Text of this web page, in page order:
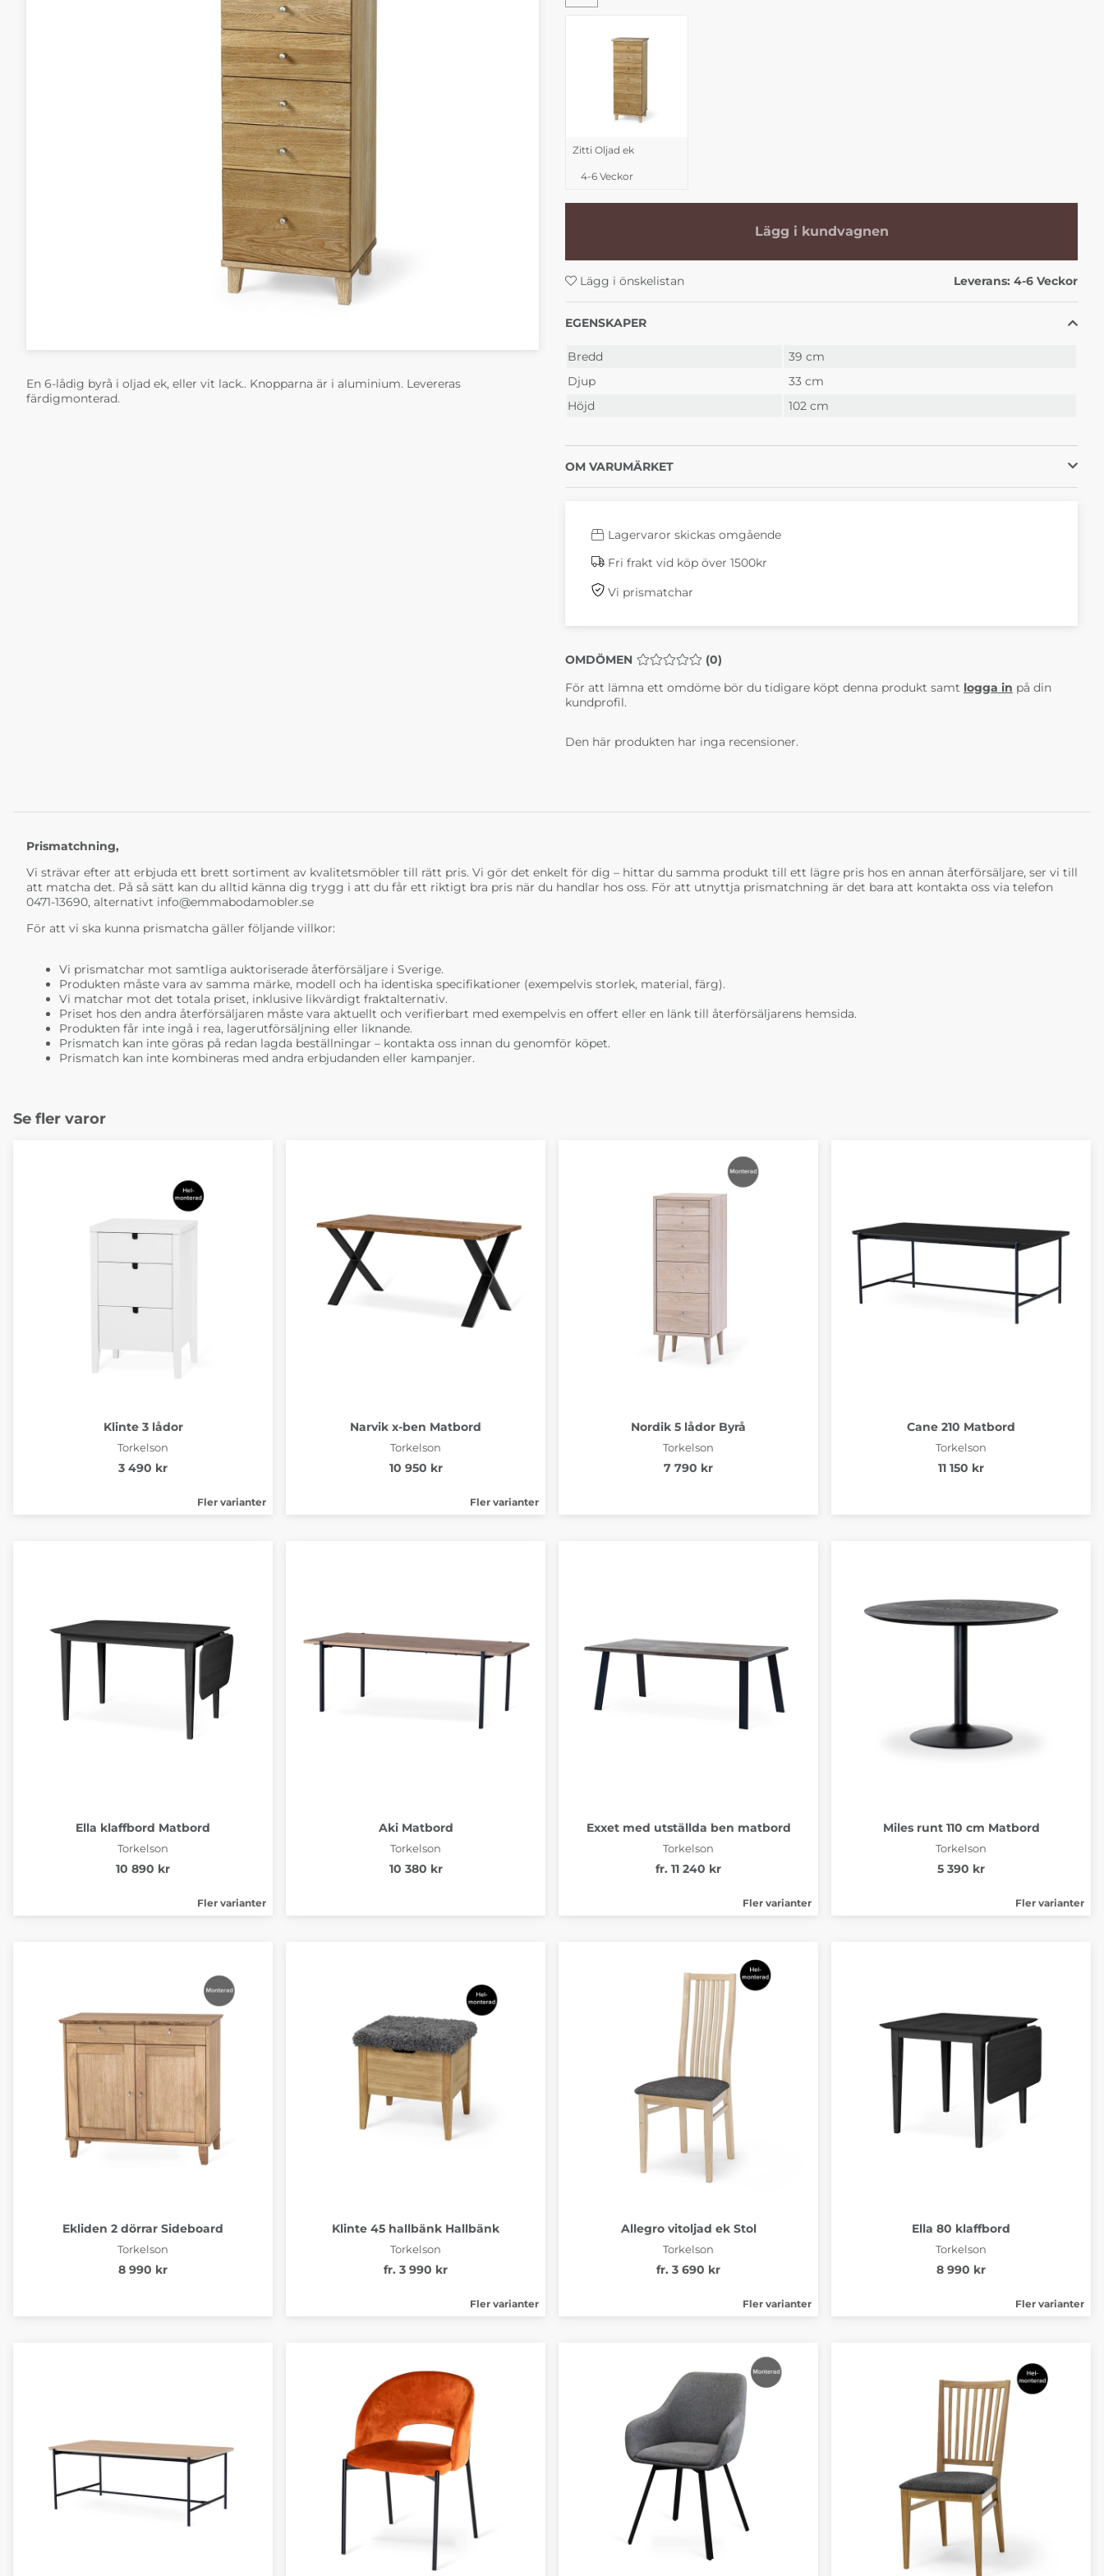
En 6-lådig byrå i oljad ek, eller vit lack.. Knopparna är i aluminium. Levereras
färdigmonterad.
Zitti Oljad ek
4-6 Veckor
Lägg i kundvagnen
Lägg i önskelistan Leverans: 4-6 Veckor
EGENSKAPER
Bredd
39 cm
Djup
33 cm
Höjd
102 cm
OM VARUMÄRKET
Lagervaror skickas omgående
Fri frakt vid köp över 1500kr
Vi prismatchar
OMDÖMEN MEDELBETYG 0 AV 5 ANTAL BETYG 0
(0)
För att lämna ett omdöme bör du tidigare köpt denna produkt samt logga in på din
kundprofil.
Den här produkten har inga recensioner.
Prismatchning,
Vi strävar efter att erbjuda ett brett sortiment av kvalitetsmöbler till rätt pris. Vi gör det enkelt för dig – hittar du samma produkt till ett lägre pris hos en annan återförsäljare, ser vi till
att matcha det. På så sätt kan du alltid känna dig trygg i att du får ett riktigt bra pris när du handlar hos oss. För att utnyttja prismatchning är det bara att kontakta oss via telefon
0471-13690, alternativt info@emmabodamobler.se
För att vi ska kunna prismatcha gäller följande villkor:
Vi prismatchar mot samtliga auktoriserade återförsäljare i Sverige.
Produkten måste vara av samma märke, modell och ha identiska specifikationer (exempelvis storlek, material, färg).
Vi matchar mot det totala priset, inklusive likvärdigt fraktalternativ.
Priset hos den andra återförsäljaren måste vara aktuellt och verifierbart med exempelvis en offert eller en länk till återförsäljarens hemsida.
Produkten får inte ingå i rea, lagerutförsäljning eller liknande.
Prismatch kan inte göras på redan lagda beställningar – kontakta oss innan du genomför köpet.
Prismatch kan inte kombineras med andra erbjudanden eller kampanjer.
Se fler varor
Klinte 3 lådor
Torkelson
3 490 kr
Fler varianter
Narvik x-ben Matbord
Torkelson
10 950 kr
Fler varianter
Nordik 5 lådor Byrå
Torkelson
7 790 kr
Cane 210 Matbord
Torkelson
11 150 kr
Ella klaffbord Matbord
Torkelson
10 890 kr
Fler varianter
Aki Matbord
Torkelson
10 380 kr
Exxet med utställda ben matbord
Torkelson
fr. 11 240 kr
Fler varianter
Miles runt 110 cm Matbord
Torkelson
5 390 kr
Fler varianter
Ekliden 2 dörrar Sideboard
Torkelson
8 990 kr
Klinte 45 hallbänk Hallbänk
Torkelson
fr. 3 990 kr
Fler varianter
Allegro vitoljad ek Stol
Torkelson
fr. 3 690 kr
Fler varianter
Ella 80 klaffbord
Torkelson
8 990 kr
Fler varianter